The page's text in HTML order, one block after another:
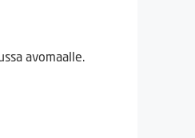
avomaalle.